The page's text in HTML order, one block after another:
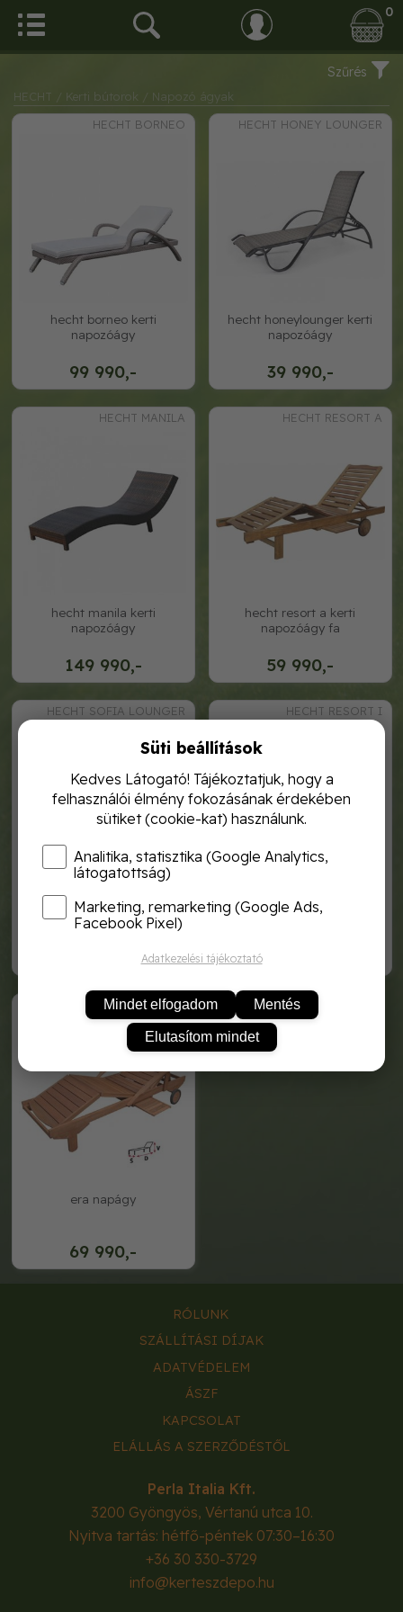
0
Szűrés
HECHT / Kerti bútorok
/ Napozó ágyak
HECHT BORNEO
99 990,-
hecht borneo kerti
napozóágy
HECHT HONEY LOUNGER
39 990,-
hecht honeylounger kerti
napozóágy
HECHT MANILA
149 990,-
hecht manila kerti
napozóágy
HECHT RESORT A
59 990,-
hecht resort a kerti
napozóágy fa
HECHT SOFIA LOUNGER
hecht sofia lounger kerti
napozóágy
HECHT RESORT I
resort i napágy
HECHT ERA
69 990,-
era napágy
RÓLUNK
SZÁLLÍTÁSI DÍJAK
ADATVÉDELEM
ÁSZF
KAPCSOLAT
ELÁLLÁS A SZERZŐDÉSTŐL
Perla Italia Kft.
3200 Gyöngyös, Vértanú utca 10.
Nyitva tartás: hétfő-péntek 07:30–16:30
+36 30 330-3729
info@kerteszdepo.hu
Süti beállítások
Kedves Látogató! Tájékoztatjuk, hogy a
felhasználói élmény fokozásának érdekében
sütiket (cookie-kat) használunk.
Analitika, statisztika (Google Analytics,
látogatottság)
Marketing, remarketing (Google Ads,
Facebook Pixel)
Adatkezelési tájékoztató
Mindet elfogadom Mentés
Elutasítom mindet